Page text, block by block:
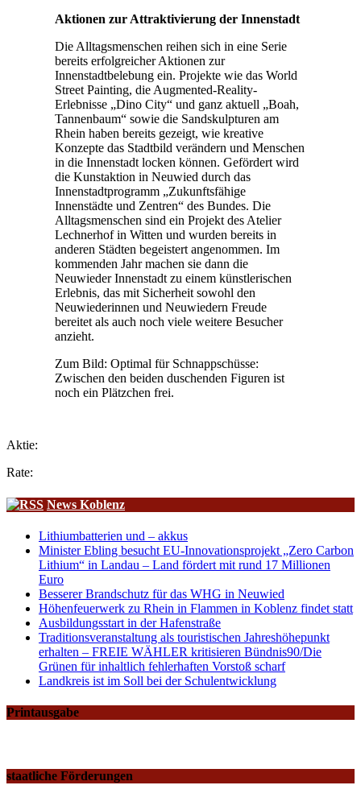
Aktionen zur Attraktivierung der Innenstadt
Die Alltagsmenschen reihen sich in eine Serie
bereits erfolgreicher Aktionen zur
Innenstadtbelebung ein. Projekte wie das World
Street Painting, die Augmented-Reality-
Erlebnisse „Dino City“ und ganz aktuell „Boah,
Tannenbaum“ sowie die Sandskulpturen am
Rhein haben bereits gezeigt, wie kreative
Konzepte das Stadtbild verändern und Menschen
in die Innenstadt locken können. Gefördert wird
die Kunstaktion in Neuwied durch das
Innenstadtprogramm „Zukunftsfähige
Innenstädte und Zentren“ des Bundes. Die
Alltagsmenschen sind ein Projekt des Atelier
Lechnerhof in Witten und wurden bereits in
anderen Städten begeistert angenommen. Im
kommenden Jahr machen sie dann die
Neuwieder Innenstadt zu einem künstlerischen
Erlebnis, das mit Sicherheit sowohl den
Neuwiederinnen und Neuwiedern Freude
bereitet als auch noch viele weitere Besucher
anzieht.
Zum Bild: Optimal für Schnappschüsse:
Zwischen den beiden duschenden Figuren ist
noch ein Plätzchen frei.
Aktie:
Rate:
News Koblenz
Lithiumbatterien und – akkus
Minister Ebling besucht EU-Innovationsprojekt „Zero Carbon
Lithium“ in Landau – Land fördert mit rund 17 Millionen
Euro
Besserer Brandschutz für das WHG in Neuwied
Höhenfeuerwerk zu Rhein in Flammen in Koblenz findet statt
Ausbildungsstart in der Hafenstraße
Traditionsveranstaltung als touristischen Jahreshöhepunkt
erhalten – FREIE WÄHLER kritisieren Bündnis90/Die
Grünen für inhaltlich fehlerhaften Vorstoß scharf
Landkreis ist im Soll bei der Schulentwicklung
Printausgabe
staatliche Förderungen